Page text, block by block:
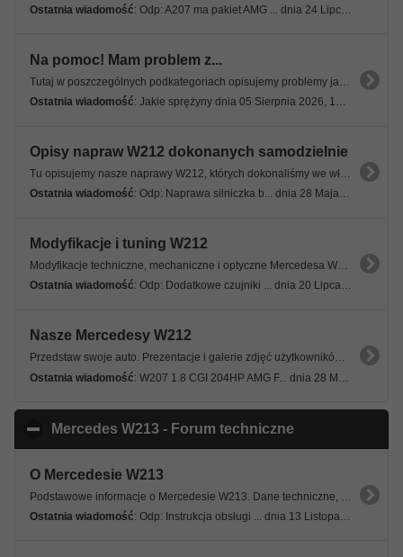
Ostatnia wiadomość: Odp: A207 ma pakiet AMG ... dnia 24 Lipca 2026, 11:30 58s
Na pomoc! Mam problem z...
Tutaj w poszczególnych podkategoriach opisujemy problemy jakie trapią nasze Mercedesy W212.
Ostatnia wiadomość: Jakie sprężyny dnia 05 Sierpnia 2026, 17:23 47s
Opisy napraw W212 dokonanych samodzielnie
Tu opisujemy nasze naprawy W212, których dokonaliśmy we własnym zakresie. Nie zgłaszamy tu problemów tylko podajemy gotowe rozwiązania.
Ostatnia wiadomość: Odp: Naprawa silniczka b... dnia 28 Maja 2025, 22:20 34s
Modyfikacje i tuning W212
Modyfikacje techniczne, mechaniczne i optyczne Mercedesa W212.
Ostatnia wiadomość: Odp: Dodatkowe czujniki ... dnia 20 Lipca 2026, 20:13 46s
Nasze Mercedesy W212
Przedstaw swoje auto. Prezentacje i galerie zdjęć użytkowników Forum. Pokaż swoje auto!
Ostatnia wiadomość: W207 1.8 CGI 204HP AMG F... dnia 28 Marca 2025, 21:20 03s
Mercedes W213 - Forum techniczne
O Mercedesie W213
Podstawowe informacje o Mercedesie W213. Dane techniczne, specyfikacje, wersje modelowe.
Ostatnia wiadomość: Odp: Instrukcja obsługi ... dnia 13 Listopada 2024, 10:46 31s